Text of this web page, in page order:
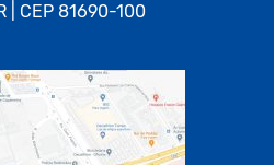
| CEP 81690-100